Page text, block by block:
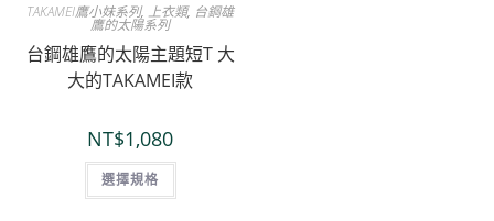
TAKAMEI鷹小妹系列, 上衣類, 台鋼雄
鷹的太陽系列
台鋼雄鷹的太陽主題短T 大
大的TAKAMEI款
NT$1,080
選擇規格